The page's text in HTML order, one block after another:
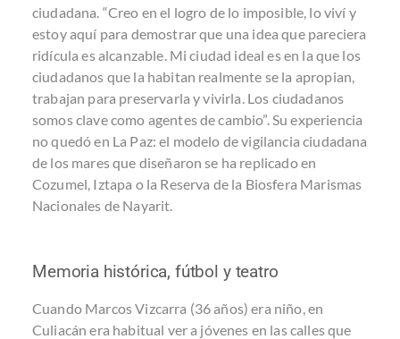
ciudadana. “Creo en el logro de lo imposible, lo viví y
estoy aquí para demostrar que una idea que pareciera
ridícula es alcanzable. Mi ciudad ideal es en la que los
ciudadanos que la habitan realmente se la apropian,
trabajan para preservarla y vivirla. Los ciudadanos
somos clave como agentes de cambio”. Su experiencia
no quedó en La Paz: el modelo de vigilancia ciudadana
de los mares que diseñaron se ha replicado en
Cozumel, Iztapa o la Reserva de la Biosfera Marismas
Nacionales de Nayarit.
Memoria histórica, fútbol y teatro
Cuando Marcos Vizcarra (36 años) era niño, en
Culiacán era habitual ver a jóvenes en las calles que